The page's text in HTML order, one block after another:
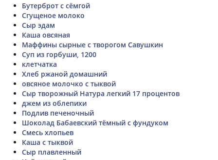
Бутерброт с сёмгой
Сгущеное молоко
Сыр эдам
Каша овсяная
Маффины сырные с творогом Савушкин
Суп из горбуши, 1200
клетчатка
Хлеб ржаной домашний
овсяное молочко с тыквой
Сыр творожный Натура легкий 17 процентов
джем из облепихи
Подлив печеночный
Шоколад Бабаевский тёмный с фундуком
Смесь хлопьев
Каша с тыквой
Сыр плавленный